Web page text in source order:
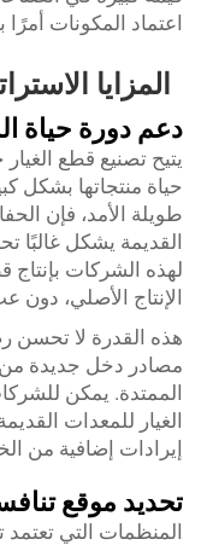
اعتماد المكونات أمرًا
المزايا
دعم دورة حياة
يتيح تصنيع قطع
حياة منتجاتها بشكل
طويلة الأمد، فإن
القديمة يشكل غالبًا
لهذه الشركات بإنتاج
الإنتاج الأصلي،
هذه القدرة لا تحسن
مصادر دخل جديدة
الممتدة. يمكن
الغيار للمعدات
إيرادات إضافية من
تحديد موقع
المنظمات التي